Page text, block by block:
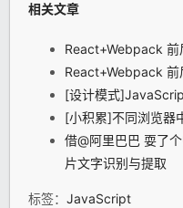
相关文章
React+Webpack 前
React+Webpack 前
[设计模式
[小积累]不同浏览器
借@阿里巴巴 耍了
片文字识别与提取
标签： JavaScript